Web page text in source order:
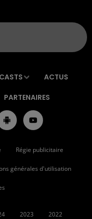
ACTUS
PARTENAIRES
Régie publicitaire
générales d'utilisation
2023 2022